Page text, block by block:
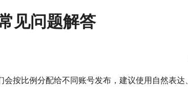
见问题解答
按比例分配给不同账号发布，建议使用自然表达、